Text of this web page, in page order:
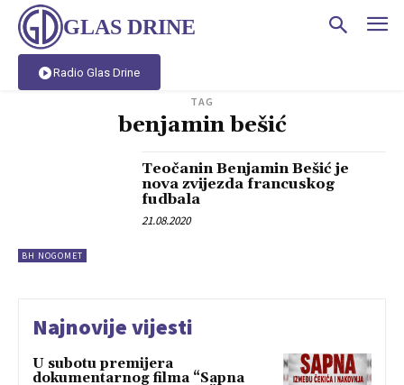
GLAS DRINE
Radio Glas Drine
TAG
benjamin bešić
BH NOGOMET
Teočanin Benjamin Bešić je
nova zvijezda francuskog
fudbala
21.08.2020
Najnovije vijesti
U subotu premijera
dokumentarnog filma “Sapna